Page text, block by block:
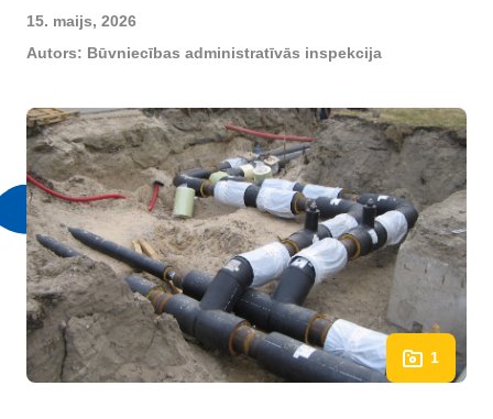
15. maijs, 2026
Autors: Būvniecības administratīvās inspekcija
1